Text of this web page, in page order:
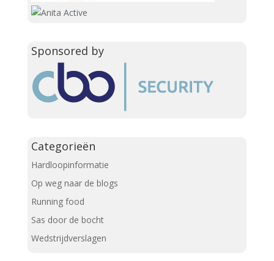
Sponsored by
Categorieën
Hardloopinformatie
Op weg naar de blogs
Running food
Sas door de bocht
Wedstrijdverslagen